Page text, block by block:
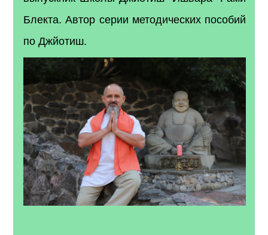
Блекта. Автор серии методических пособий
по Джйотиш.